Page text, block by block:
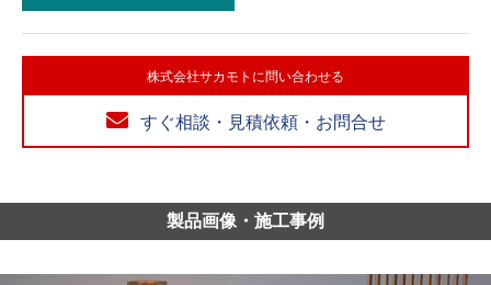
株式会社サカモトに問い合わせる
すぐ相談・見積依頼・お問合せ
製品画像・施工事例